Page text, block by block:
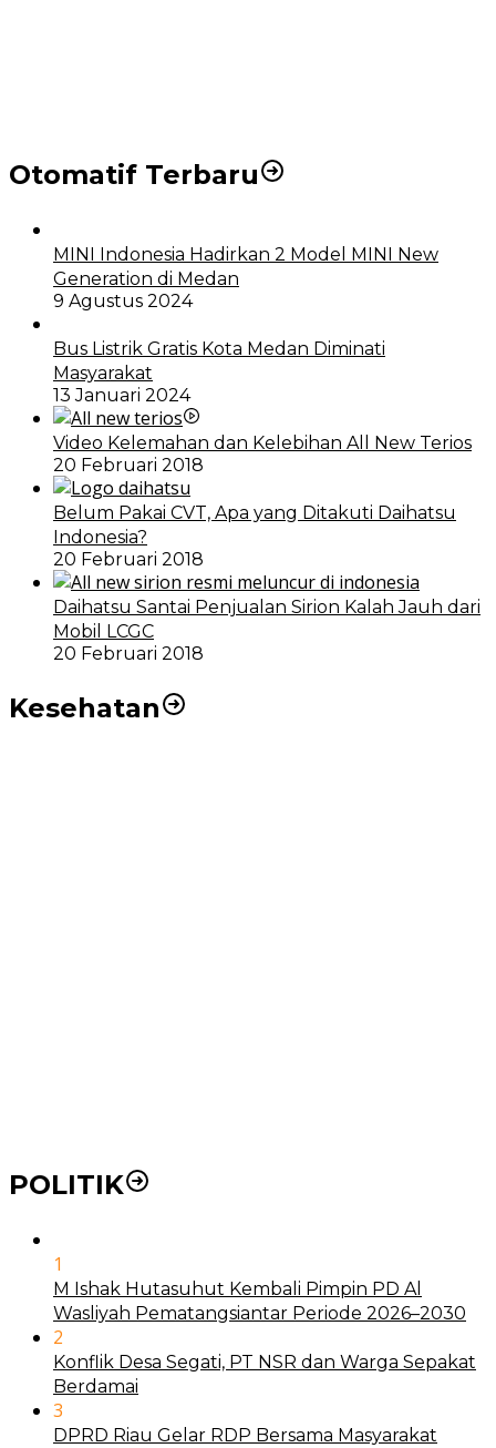
Otomatif Terbaru
MINI Indonesia Hadirkan 2 Model MINI New
Generation di Medan
9 Agustus 2024
Bus Listrik Gratis Kota Medan Diminati
Masyarakat
13 Januari 2024
Video Kelemahan dan Kelebihan All New Terios
20 Februari 2018
Belum Pakai CVT, Apa yang Ditakuti Daihatsu
Indonesia?
20 Februari 2018
Daihatsu Santai Penjualan Sirion Kalah Jauh dari
Mobil LCGC
20 Februari 2018
Kesehatan
POLITIK
1
M Ishak Hutasuhut Kembali Pimpin PD Al
Wasliyah Pematangsiantar Periode 2026–2030
2
Konflik Desa Segati, PT NSR dan Warga Sepakat
Berdamai
3
DPRD Riau Gelar RDP Bersama Masyarakat